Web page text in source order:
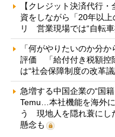
【クレジット決済代行
資をしながら「20年以
リ 営業現場では“自転
「何がやりたいのか分
評価 「給付付き税額控
は“社会保障制度の改革
急増する中国企業の“国
Temu…本社機能を海外
う 現地人を隠れ蓑にし
懸念も